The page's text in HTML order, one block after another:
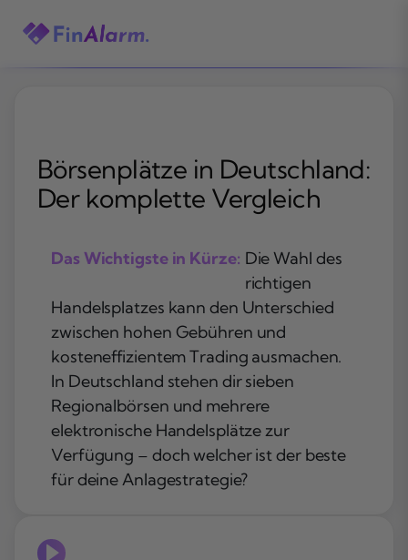
Inhalt
Börsenplätze in Deutschland:
Der komplette Vergleich
Das Wichtigste in Kürze: Die Wahl des
richtigen
Handelsplatzes kann den Unterschied
zwischen hohen Gebühren und
kosteneffizientem Trading ausmachen.
In Deutschland stehen dir sieben
Regionalbörsen und mehrere
elektronische Handelsplätze zur
Verfügung – doch welcher ist der beste
für deine Anlagestrategie?